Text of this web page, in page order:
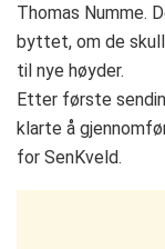
Thomas Numme.
byttet, om de
til nye høyder.
Etter første
klarte å
for SenKveld.